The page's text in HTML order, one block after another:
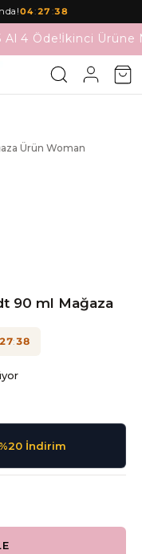
04:27 :38
4 Öde!İkinci Ürüne
Ürün Woman
90 ml Mağaza
27:38
İndirim